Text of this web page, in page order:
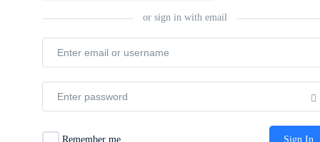
or sign in with email
Remember me Sign In